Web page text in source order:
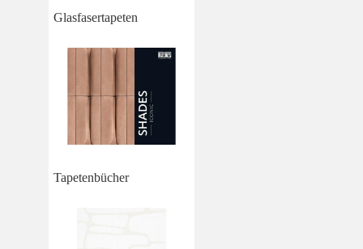
Glasfasertapeten
Tapetenbücher